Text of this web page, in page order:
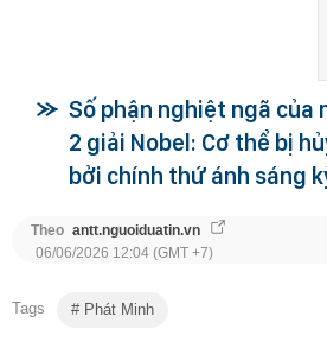
Số phận nghiệt ngã
2 giải Nobel: Cơ thể bị
bởi chính thứ ánh sáng
Theo antt.nguoiduatin.vn
06/06/2026 12:04 (GMT +7)
Tags Phát Minh